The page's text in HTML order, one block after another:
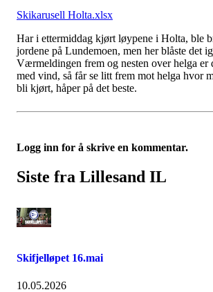
Skikarusell Holta.xlsx
Har i ettermiddag kjørt løypene i Holta, ble
jordene på Lundemoen, men her blåste det
Værmeldingen frem og nesten over helga er
med vind, så får se litt frem mot helga hvor
bli kjørt, håper på det beste.
Logg inn for å skrive en kommentar.
Siste fra Lillesand IL
Skifjelløpet 16.mai
10.05.2026